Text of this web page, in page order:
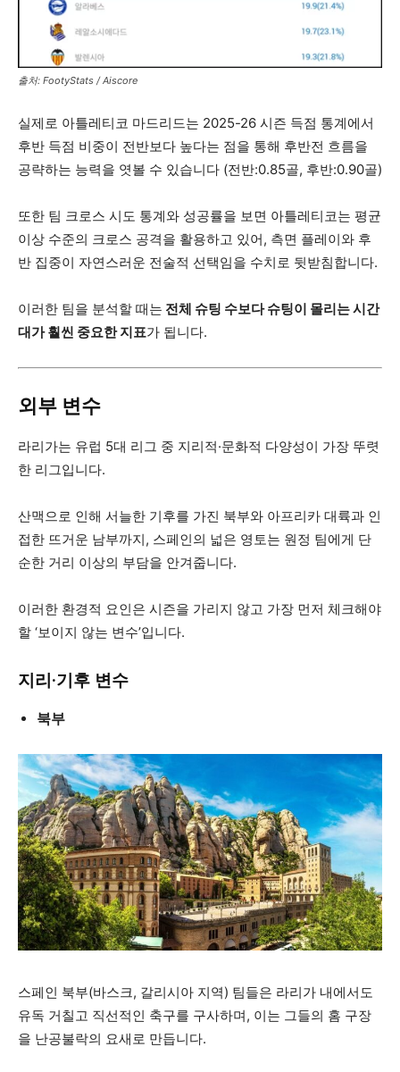
출처: FootyStats / Aiscore
실제로 아틀레티코 마드리드는 2025-26 시즌 득점 통계에서
후반 득점 비중이 전반보다 높다는 점을 통해 후반전 흐름을
공략하는 능력을 엿볼 수 있습니다 (전반:0.85골, 후반:0.90골)
또한 팀 크로스 시도 통계와 성공률을 보면 아틀레티코는 평균
이상 수준의 크로스 공격을 활용하고 있어, 측면 플레이와 후
반 집중이 자연스러운 전술적 선택임을 수치로 뒷받침합니다.
이러한 팀을 분석할 때는 전체 슈팅 수보다 슈팅이 몰리는 시간
대가 훨씬 중요한 지표가 됩니다.
외부 변수
라리가는 유럽 5대 리그 중 지리적·문화적 다양성이 가장 뚜렷
한 리그입니다.
산맥으로 인해 서늘한 기후를 가진 북부와 아프리카 대륙과 인
접한 뜨거운 남부까지, 스페인의 넓은 영토는 원정 팀에게 단
순한 거리 이상의 부담을 안겨줍니다.
이러한 환경적 요인은 시즌을 가리지 않고 가장 먼저 체크해야
할 ‘보이지 않는 변수’입니다.
지리·기후 변수
북부
스페인 북부(바스크, 갈리시아 지역) 팀들은 라리가 내에서도
유독 거칠고 직선적인 축구를 구사하며, 이는 그들의 홈 구장
을 난공불락의 요새로 만듭니다.